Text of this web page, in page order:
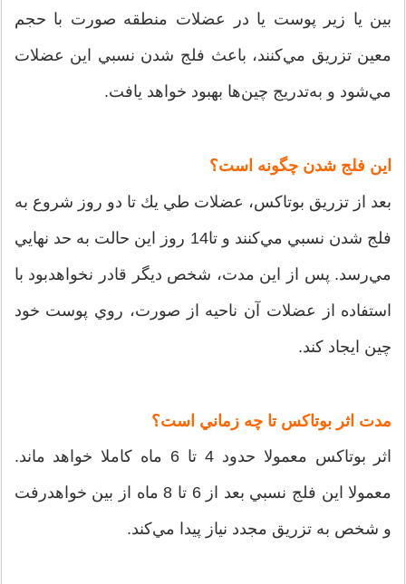
بين يا زير پوست يا در عضلات منطقه صورت با حجم
معين تزريق مي‌‌كنند، باعث فلج شدن نسبي اين عضلات
مي‌شود و به‌تدريج چين‌ها بهبود خواهد يافت.
اين فلج شدن چگونه است؟
بعد از تزريق بوتاکس، عضلات طي يك تا دو روز شروع به
فلج شدن نسبي مي‌كنند و تا14 روز اين حالت به حد نهايي
مي‌رسد. پس از اين مدت، شخص ديگر قادر نخواهدبود با
استفاده از عضلات آن ناحيه از صورت، روي پوست خود
چين ايجاد كند.
مدت اثر بوتاكس تا چه زماني است؟
اثر بوتاکس معمولا حدود 4 تا 6 ماه كاملا خواهد ماند.
معمولا اين فلج نسبي بعد از 6 تا 8 ماه از بين خواهدرفت
و شخص به تزريق مجدد نياز پيدا مي‌كند.